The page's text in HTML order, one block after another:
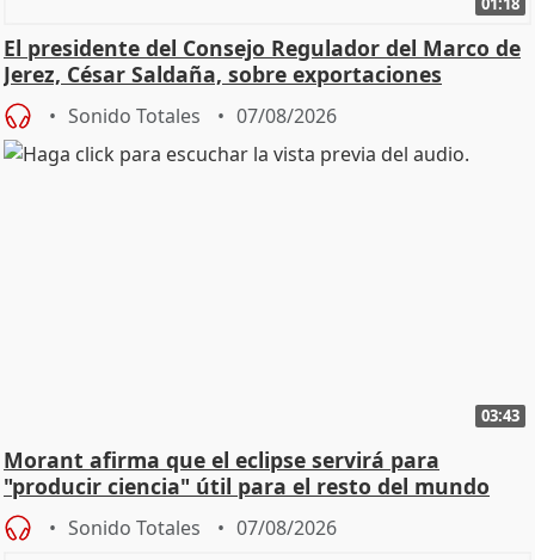
El presidente del Consejo Regulador del Marco de
Jerez, César Saldaña, sobre exportaciones
Sonido Totales 07/08/2026
03:43
Morant afirma que el eclipse servirá para
"producir ciencia" útil para el resto del mundo
Sonido Totales 07/08/2026